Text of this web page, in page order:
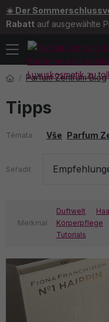
☀️ Der
Rabatt auf ausgewählte
Parfum Zentrum Blog
Tipps
Témata Vše Parfum
Seřadit
Merkmal
Duftwelt
Körperpflege
Tutorials